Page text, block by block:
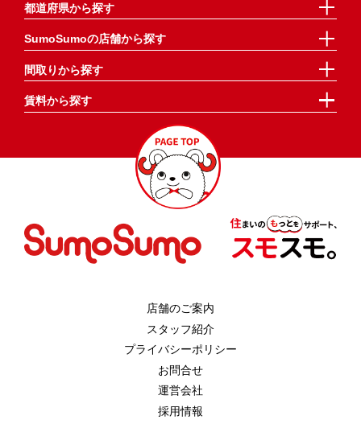
都道府県から探す
SumoSumoの店舗から探す
間取りから探す
賃料から探す
店舗のご案内
スタッフ紹介
プライバシーポリシー
お問合せ
運営会社
採用情報